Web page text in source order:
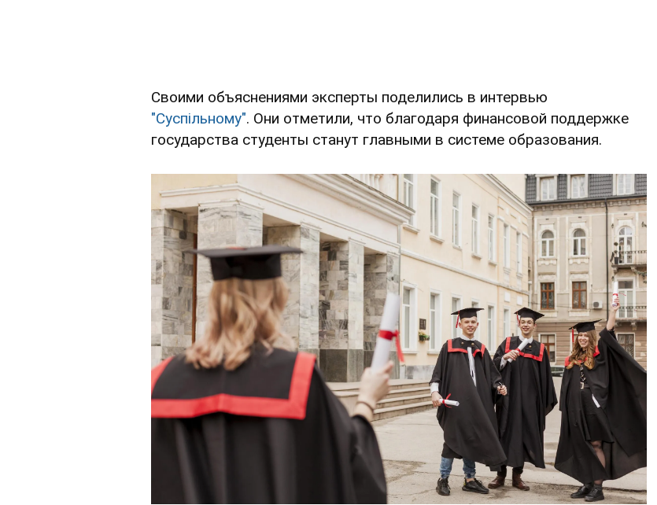
Своими объяснениями эксперты поделились в интервью
"Суспільному". Они отметили, что благодаря финансовой поддержке
государства студенты станут главными в системе образования.